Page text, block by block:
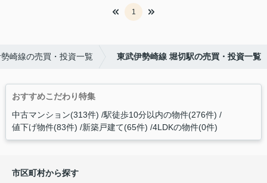
1
崎線の売買・投資一覧 東武伊勢崎線 堀切駅の売買・投資一覧
おすすめこだわり特集
中古マンション(313件) 駅徒歩10分以内の物件(276件)
値下げ物件(83件) 新築戸建て(65件) 4LDKの物件(0件)
市区町村から探す